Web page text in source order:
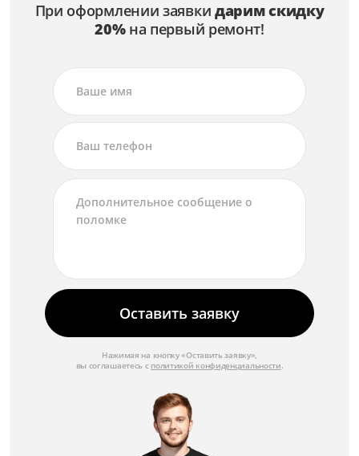
При оформлении заявки дарим скидку
20%на первый ремонт!
Оставить заявку
Нажимая на кнопку «Оставить заявку»,
вы соглашаетесь с политикой конфиденциальности.